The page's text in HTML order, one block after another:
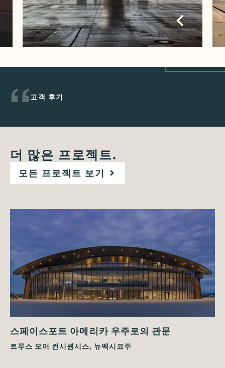
고객 후기
더 많은 프로젝트.
모든 프로젝트 보기
스페이스포트 아메리카 우주로의 관문
트루스 오어 컨시퀀시스, 뉴멕시코주